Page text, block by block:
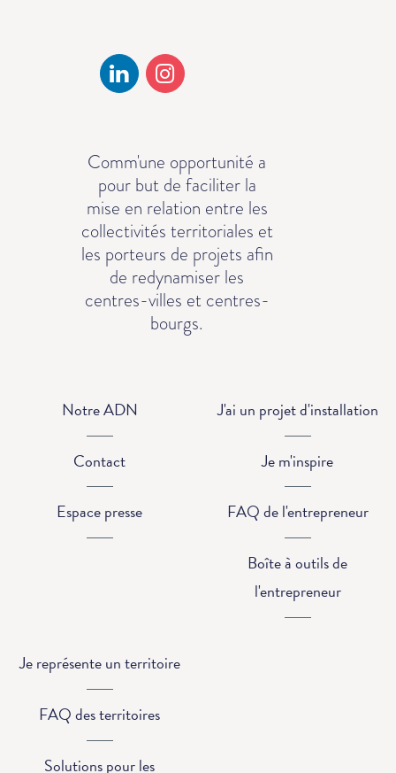
Comm'une opportunité a
pour but de faciliter la
mise en relation entre les
collectivités territoriales et
les porteurs de projets afin
de redynamiser les
centres-villes et centres-
bourgs.
Notre ADN
Contact
Espace presse
J'ai un projet d'installation
Je m'inspire
FAQ de l'entrepreneur
Boîte à outils de
l'entrepreneur
Je représente un territoire
FAQ des territoires
Solutions pour les